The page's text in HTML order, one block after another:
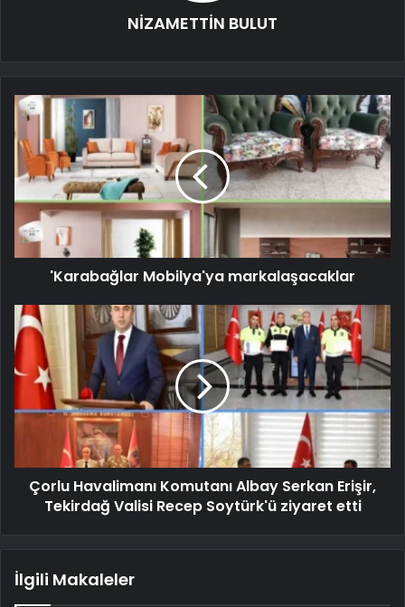
NİZAMETTİN BULUT
'Karabağlar Mobilya'ya markalaşacaklar
Çorlu Havalimanı Komutanı Albay Serkan Erişir,
Tekirdağ Valisi Recep Soytürk'ü ziyaret etti
İlgili Makaleler